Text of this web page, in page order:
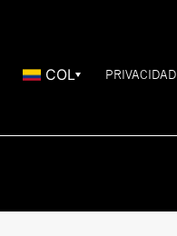
COL PRIVACIDAD